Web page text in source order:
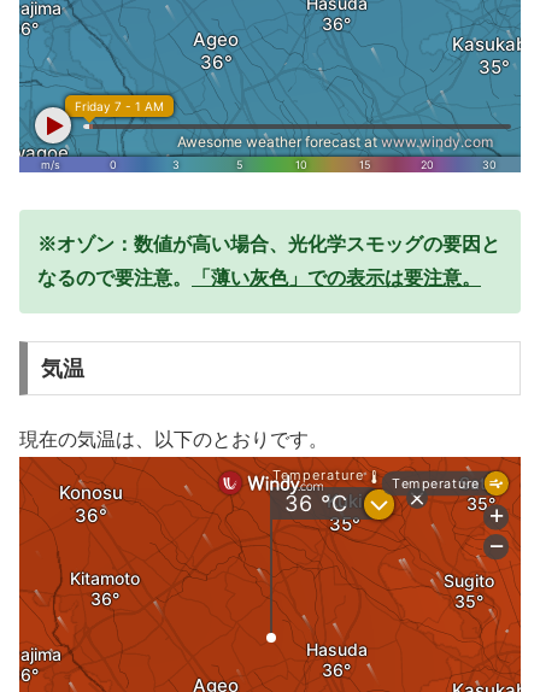
※オゾン：数値が高い場合、光化学スモッグの要因と
なるので要注意。
「薄い灰色」での表示は要注意。
気温
現在の気温は、以下のとおりです。